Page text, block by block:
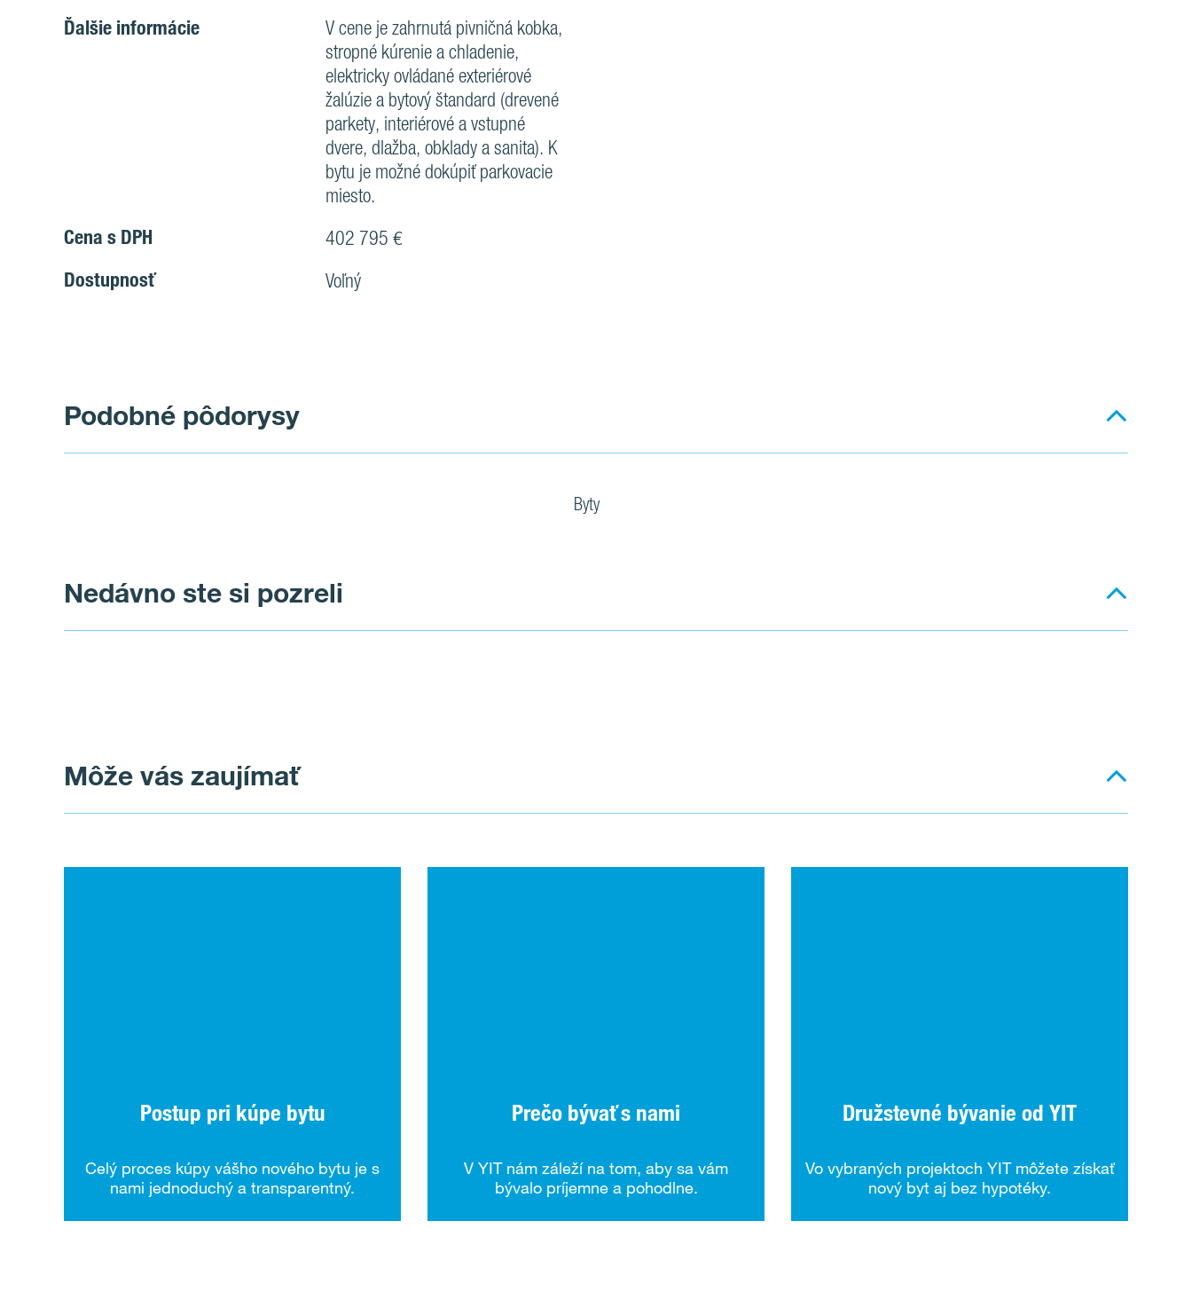
Ďalšie informácie
V cene je zahrnutá pivničná kobka,
stropné kúrenie a chladenie,
elektricky ovládané exteriérové
žalúzie a bytový štandard (drevené
parkety, interiérové a vstupné
dvere, dlažba, obklady a sanita). K
bytu je možné dokúpiť parkovacie
miesto.
Cena s DPH 402 795 €
Dostupnosť Voľný
Podobné pôdorysy
Byty
Nedávno ste si pozreli
Môže vás zaujímať
Postup pri kúpe bytu
Celý proces kúpy vášho nového bytu je s
nami jednoduchý a transparentný.
Prečo bývať s nami
V YIT nám záleží na tom, aby sa vám
bývalo príjemne a pohodlne.
Družstevné bývanie od YIT
Vo vybraných projektoch YIT môžete získať
nový byt aj bez hypotéky.